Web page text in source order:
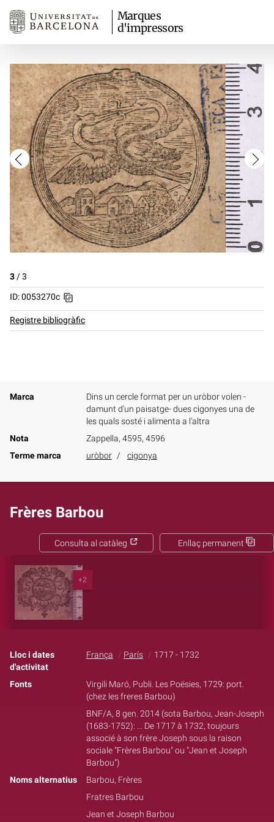
Marques
d'impressors
3/3
ID: 0053270c
Registre bibliogràfic
Marca
Dins un cercle format per un uròbor volen -
damunt d'un paisatge- dues cigonyes una de
les quals sosté i alimenta a l'altra
Nota
Zappella, 4595, 4596
Terme marca
uròbor cigonya
Frères Barbou
Enllaç permanent
Consulta al catàleg
+2
Lloc i dates
d'activitat
França París 1717 - 1732
Fonts
Virgili Maró, Publi. Les Poësies, 1729: port.
(chez les freres Barbou)
BNF/A, 8 gen. 2014 (sota Barbou, Jean-Joseph
(1683-1752): ... De 1717 à 1732, toujours
associé à son frère Joseph sous la raison
sociale "Frères Barbou" ou "Jean et Joseph
Barbou")
Noms alternatius
Barbou, Frères
Fratres Barbou
Jean et Joseph Barbou